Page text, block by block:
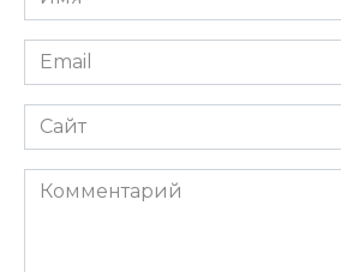
*
Email
*
Сайт
Комментарий